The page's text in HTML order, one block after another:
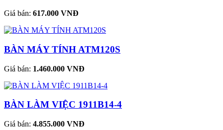
Giá bán: 617.000 VNĐ
BÀN MÁY TÍNH ATM120S
Giá bán: 1.460.000 VNĐ
BÀN LÀM VIỆC 1911B14-4
Giá bán: 4.855.000 VNĐ